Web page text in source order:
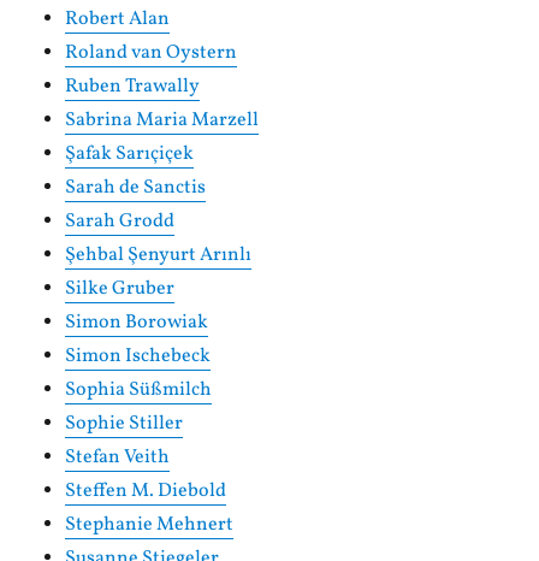
Robert Alan
Roland van Oystern
Ruben Trawally
Sabrina Maria Marzell
Şafak Sarıçiçek
Sarah de Sanctis
Sarah Grodd
Şehbal Şenyurt Arınlı
Silke Gruber
Simon Borowiak
Simon Ischebeck
Sophia Süßmilch
Sophie Stiller
Stefan Veith
Steffen M. Diebold
Stephanie Mehnert